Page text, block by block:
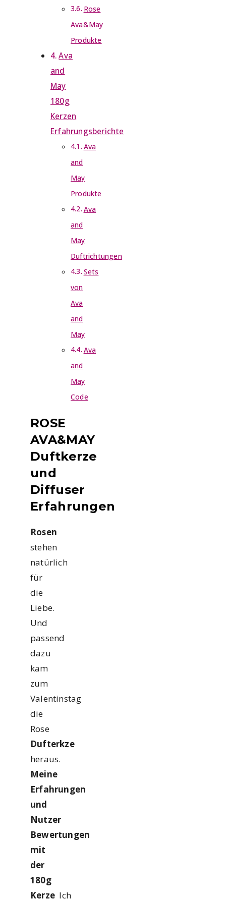
Rose
Ava&May
Produkte
Ava
and
May
180g
Kerzen
Erfahrungsberichte
Ava
and
May
Produkte
Ava
and
May
Duftrichtungen
Sets
von
Ava
and
May
Ava
and
May
Code
ROSE
AVA&MAY
Duftkerze
und
Diffuser
Erfahrungen
Rosen
stehen
natürlich
für
die
Liebe.
Und
passend
dazu
kam
zum
Valentinstag
die
Rose
Dufterkze
heraus.
Meine
Erfahrungen
und
Nutzer
Bewertungen
mit
der
180g
Kerze Ich